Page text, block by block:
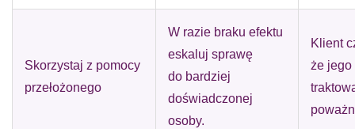
Skorzystaj z pomocy
przełożonego
W razie braku efektu
eskaluj sprawę
do bardziej
doświadczonej
osoby.
Klient
że jego